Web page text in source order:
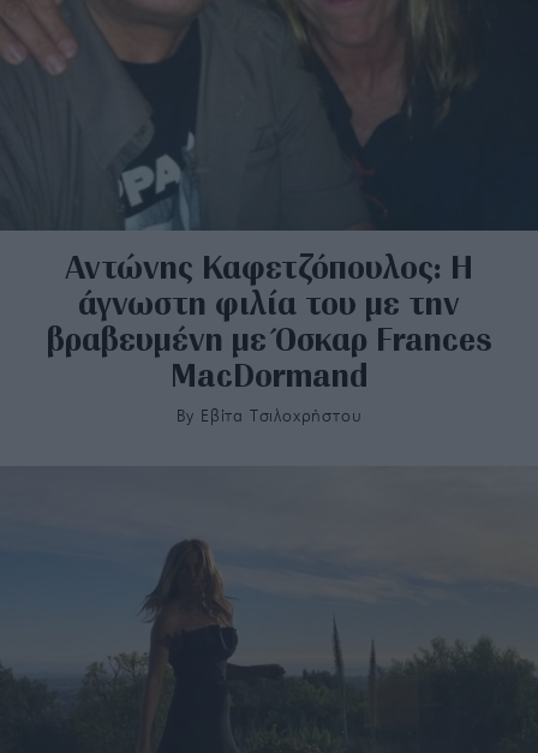
Αντώνης Καφετζόπουλος: Η
άγνωστη φιλία του με την
βραβευμένη με Όσκαρ Frances
MacDormand
By Εβίτα Τσιλοχρήστου